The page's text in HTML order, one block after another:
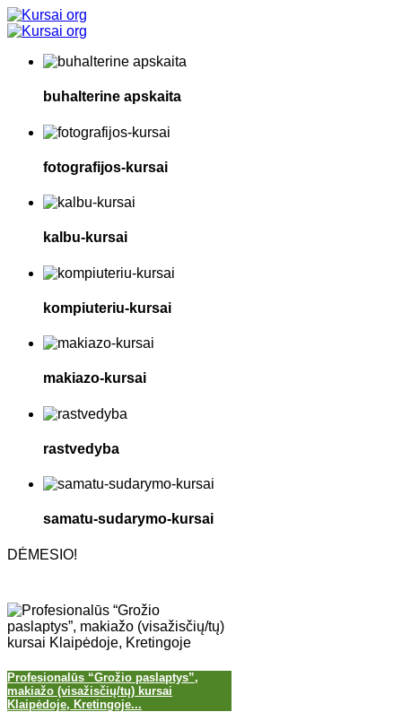
buhalterine apskaita
fotografijos-kursai
kalbu-kursai
kompiuteriu-kursai
makiazo-kursai
rastvedyba
samatu-sudarymo-kursai
DĖMESIO!
Profesionalūs “Grožio paslaptys”,
makiažo (visažisčių/tų) kursai
Klaipėdoje, Kretingoje...